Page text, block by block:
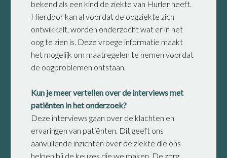
bekend als een kind de ziekte van Hurler heeft.
Hierdoor kan al voordat de oogziekte zich
ontwikkelt, worden onderzocht wat er in het
oog te zien is. Deze vroege informatie maakt
het mogelijk om maatregelen te nemen voordat
de oogproblemen ontstaan.
Kun je meer vertellen over de interviews met
patiënten in het onderzoek?
Deze interviews gaan over de klachten en
ervaringen van patiënten. Dit geeft ons
aanvullende inzichten over de ziekte die ons
helpen bij de keuzes die we maken. De zorg